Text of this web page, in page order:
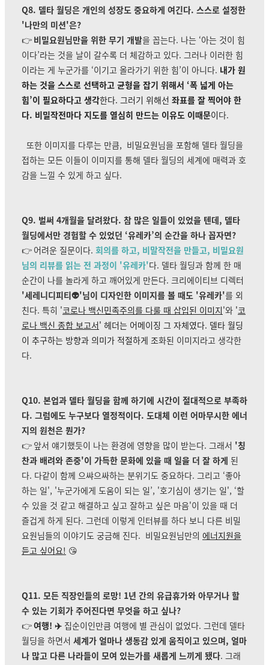
Q8. 델타 월딩은 개인의 성장도 중요하게 여긴다. 스스로 설정한
'나만의 미션'은?
👉 비밀요원님만을 위한 무기 개발을 꼽는다. 나는 ‘아는 것이 힘
이다’라는 것을 날이 갈수록 더 체감하고 있다. 그러나 이러한 힘
이라는 게 누군가를 ‘이기고 올라가기 위한 힘’이 아니다. 내가 원
하는 것을 스스로 선택하고 균형을 잡기 위해서 ‘폭 넓게 아는
힘’이 필요하다고 생각한다. 그러기 위해선 좌표를 잘 찍어야 한
다. 비밀작전마다 지도를 열심히 만드는 이유도 이때문이다.
또한 이미지를 다루는 만큼, 비밀요원님을 포함해 델타 월딩을
접하는 모든 이들이 이미지를 통해 델타 월딩의 세계에 매력과 호
감을 느낄 수 있게 하고 싶다.
Q9. 벌써 4개월을 달려왔다. 참 많은 일들이 있었을 텐데, 델타
월딩에서만 경험할 수 있었던 ‘유레카’의 순간을 하나 꼽자면?
👉 어려운 질문이다. 회의를 하고, 비말작전을 만들고, 비밀요원
님의 리뷰를 읽는 전 과정이 '유레카'다. 델타 월딩과 함께 한 매
순간이 나를 놀라게 하고 깨어있게 만든다. 크리에이티브 디렉터
'세레니디피티👽'님이 디자인한 이미지를 볼 때도 '유레카'를 외
친다. 특히 '코로나 백신민족주의를 다룰 때 삽입된 이미지'와 '코
로나 백신 종합 보고서' 헤더는 어메이징 그 자체였다. 델타 월딩
이 추구하는 방향과 의미가 적절하게 조화된 이미지라고 생각한
다.
Q10. 본업과 델타 월딩을 함께 하기에 시간이 절대적으로 부족하
다. 그럼에도 누구보다 열정적이다. 도대체 이런 어마무시한 에너
지의 원천은 뭔가?
👉 앞서 얘기했듯이 나는 환경에 영향을 많이 받는다. 그래서 '칭
찬과 배려와 존중'이 가득한 문화에 있을 때 일을 더 잘 하게 된
다. 다같이 함께 으쌰으싸하는 분위기도 중요하다. 그리고 ‘좋아
하는 일', '누군가에게 도움이 되는 일’, '호기심이 생기는 일', ‘할
수 있을 것 같고 해결하고 싶고 잘하고 싶은 마음'이 있을 때 더
즐겁게 하게 된다. 그런데 이렇게 인터뷰를 하다 보니 다른 비밀
요원님들의 이야기도 궁금해 진다. 비밀요원님만의 에너지원을
듣고 싶어요! 😘
Q11. 모든 직장인들의 로망! 1년 간의 유급휴가와 아무거나 할
수 있는 기회가 주어진다면 무엇을 하고 싶나?
👉여행! ✈️ 집순이인만큼 여행에 별 관심이 없었다. 그런데 델타
월딩을 하면서 세계가 얼마나 생동감 있게 움직이고 있으며, 얼마
나 많고 다른 나라들이 모여 있는가를 새롭게 느끼게 됐다. 그래